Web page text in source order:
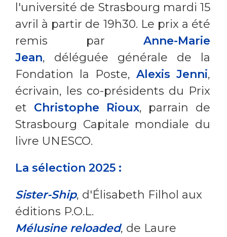
l'université de Strasbourg mardi 15
avril à partir de 19h30. Le prix a été
remis parAnne-Marie
Jean, déléguée générale de la
Fondation la Poste,Alexis Jenni,
écrivain, les co-présidents du Prix
et Christophe Rioux, parrain de
Strasbourg Capitale mondiale du
livre UNESCO.
La sélection 2025 :
Sister-Ship, d'Élisabeth Filhol aux
éditions P.O.L.
Mélusine reloaded, de Laure